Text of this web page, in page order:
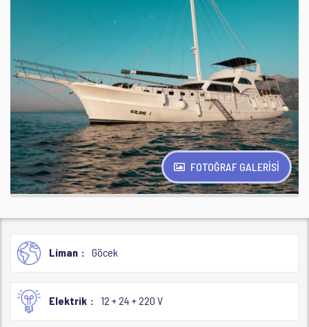
FOTOĞRAF GALERİSİ
Liman Göcek
Elektrik 12 + 24 + 220 V